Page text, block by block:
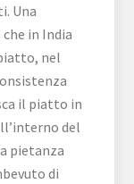
Una
in India
nel
il piatto in
del
pietanza
di